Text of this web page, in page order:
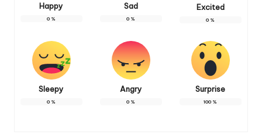
Happy
0%
Sad
0%
Excited
0%
Sleepy
0%
Angry
0%
Surprise
100%